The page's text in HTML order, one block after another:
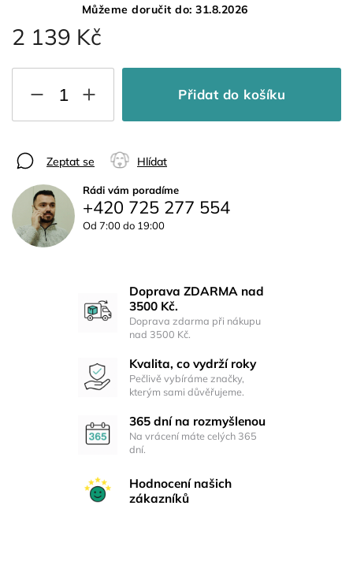
2 139 Kč
Můžeme doručit do: 31.8.2026
Přidat do košíku
Zeptat se Hlídat
Rádi vám poradíme
+420 725 277 554
Od 7:00 do 19:00
Doprava ZDARMA nad
3500 Kč.
Doprava zdarma při nákupu
nad 3500 Kč.
Kvalita, co vydrží roky
Pečlivě vybíráme značky,
kterým sami důvěřujeme.
365 dní na rozmyšlenou
Na vrácení máte celých 365
dní.
Hodnocení našich
zákazníků